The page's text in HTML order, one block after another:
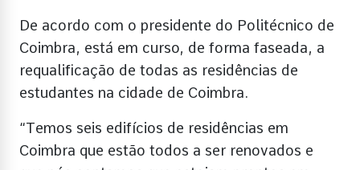
De acordo com o presidente do Politécnico de
Coimbra, está em curso, de forma faseada, a
requalificação de todas as residências de
estudantes na cidade de Coimbra.
“Temos seis edifícios de residências em
Coimbra que estão todos a ser renovados e